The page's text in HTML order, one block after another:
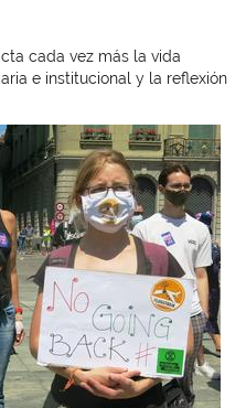
cada vez más la vida
e institucional y la reflexión